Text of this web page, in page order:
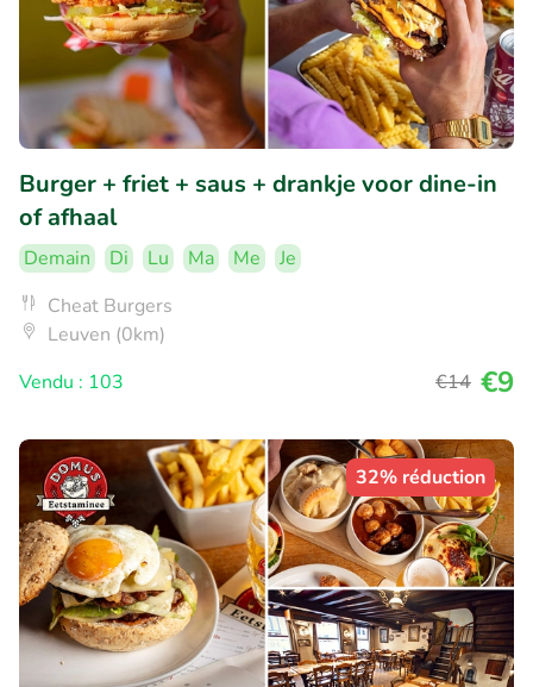
Burger + friet + saus + drankje voor dine-in
of afhaal
Demain Di Lu Ma Me
Je
Cheat Burgers
Leuven (0km)
Vendu : 103
€14 €9
32% réduction